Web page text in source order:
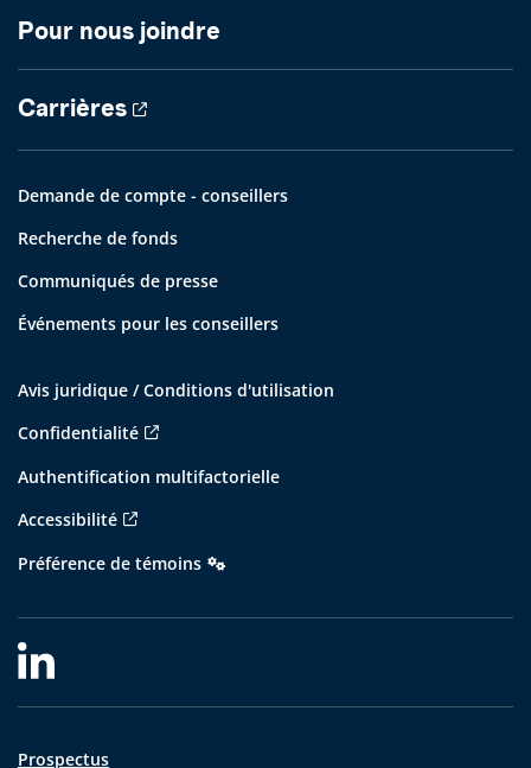
Pour nous joindre
Carrières
Demande de compte - conseillers
Recherche de fonds
Communiqués de presse
Événements pour les conseillers
Avis juridique / Conditions d'utilisation
Confidentialité
Authentification multifactorielle
Accessibilité
Préférence de témoins
Prospectus